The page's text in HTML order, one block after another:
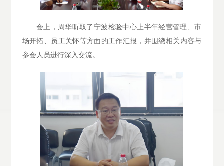
会上，周华听取了宁波检验中心上半年经营管理、市
场开拓、员工关怀等方面的工作汇报，并围绕相关内容与
参会人员进行深入交流。